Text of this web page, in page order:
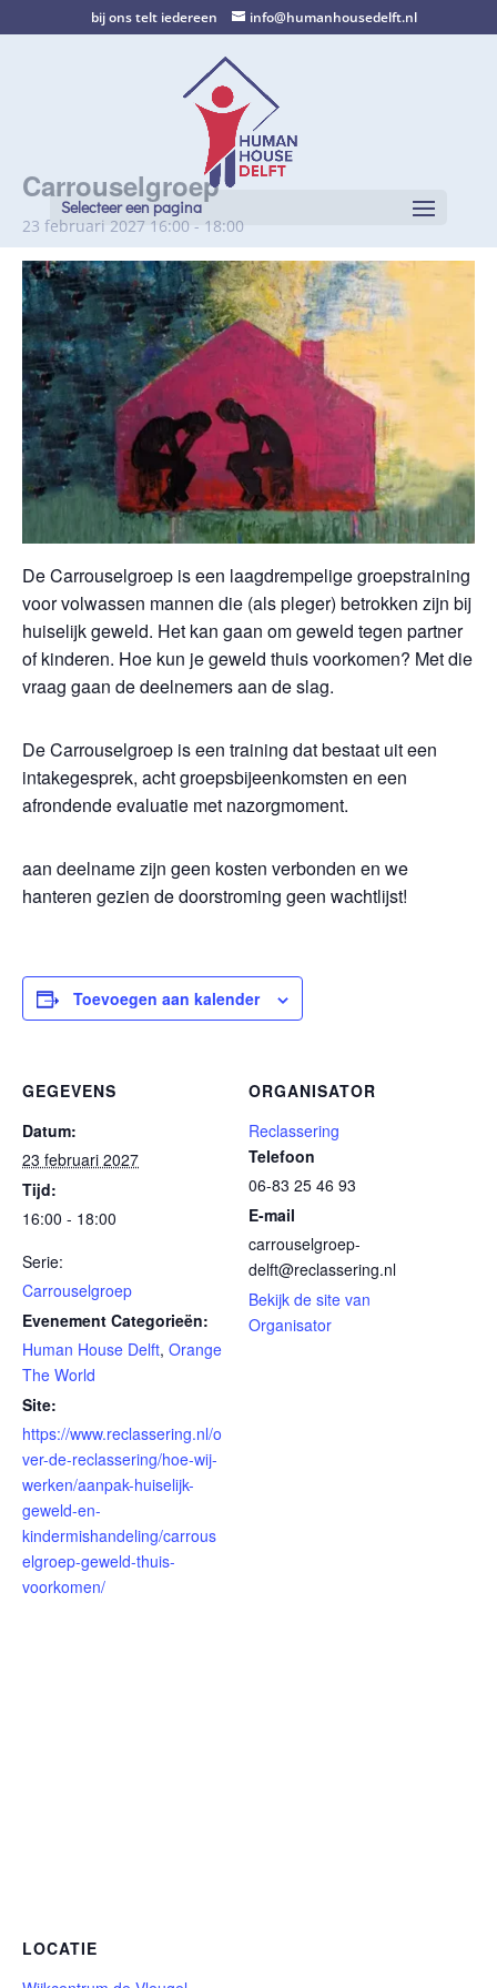
bij ons telt iedereen info@humanhousedelft.nl
Selecteer een pagina
Carrouselgroep
23 februari 2027 16:00 - 18:00
De Carrouselgroep is een laagdrempelige groepstraining
voor volwassen mannen die (als pleger) betrokken zijn bij
huiselijk geweld. Het kan gaan om geweld tegen partner
of kinderen. Hoe kun je geweld thuis voorkomen? Met die
vraag gaan de deelnemers aan de slag.
De Carrouselgroep is een training dat bestaat uit een
intakegesprek, acht groepsbijeenkomsten en een
afrondende evaluatie met nazorgmoment.
aan deelname zijn geen kosten verbonden en we
hanteren gezien de doorstroming geen wachtlijst!
Toevoegen aan kalender
GEGEVENS
Datum:
23 februari 2027
Tijd:
16:00 - 18:00
Serie:
Carrouselgroep
Evenement Categorieën:
Human House Delft, Orange
The World
Site:
https://www.reclassering.nl/o
ver-de-reclassering/hoe-wij-
werken/aanpak-huiselijk-
geweld-en-
kindermishandeling/carrous
elgroep-geweld-thuis-
voorkomen/
ORGANISATOR
Reclassering
Telefoon
06-83 25 46 93
E-mail
carrouselgroep-
delft@reclassering.nl
Bekijk de site van
Organisator
LOCATIE